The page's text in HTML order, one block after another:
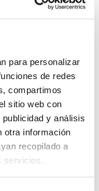
para personalizar
de redes
compartimos
sitio web con
y análisis
otra información
recopilado a
servicios.